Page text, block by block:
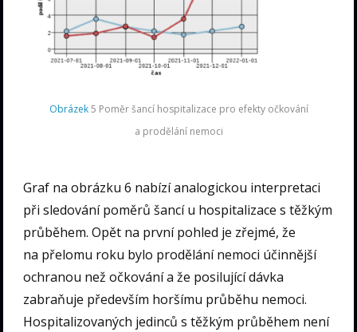
Obrázek5 Poměr šancí hospitalizace pro efekty očkování
a prodělání nemoci
Graf na obrázku 6 nabízí analogickou interpretaci
při sledování poměrů šancí u hospitalizace s těžkým
průběhem. Opět na první pohled je zřejmé, že
na přelomu roku bylo prodělání nemoci účinnější
ochranou než očkování a že posilující dávka
zabraňuje především horšímu průběhu nemoci.
Hospitalizovaných jedinců s těžkým průběhem není